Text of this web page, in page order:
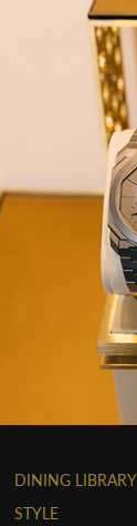
DINING LIBRARY
STYLE